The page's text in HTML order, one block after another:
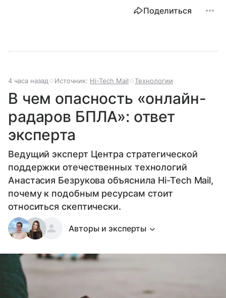
Поделиться
4 часа назад Источник: Hi-Tech Mail Технологии
В чем опасность «онлайн-
радаров БПЛА»: ответ
эксперта
Ведущий эксперт Центра стратегической
поддержки отечественных технологий
Анастасия Безрукова объяснила Hi-Tech Mail,
почему к подобным ресурсам стоит
относиться скептически.
Авторы и эксперты